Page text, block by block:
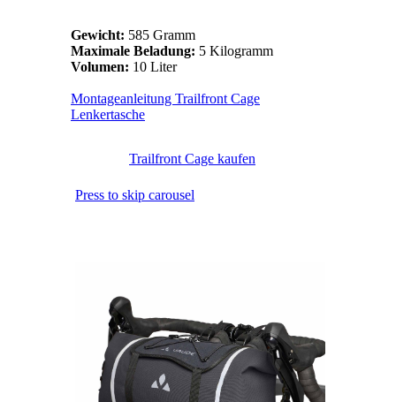
Gewicht: 585 Gramm
Maximale Beladung: 5 Kilogramm
Volumen: 10 Liter
Montageanleitung Trailfront Cage
Lenkertasche
Trailfront Cage kaufen
Press to skip carousel